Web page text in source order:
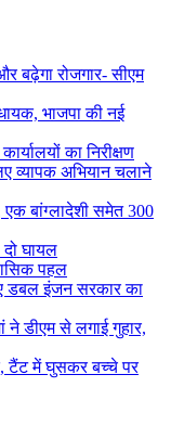
बढ़ेगा रोजगार- सीएम
भाजपा की नई
का निरीक्षण
व्यापक अभियान चलाने
बांग्लादेशी समेत 300
दो घायल
पहल
डबल इंजन सरकार का
डीएम से लगाई गुहार,
टैंट में घुसकर बच्चे पर